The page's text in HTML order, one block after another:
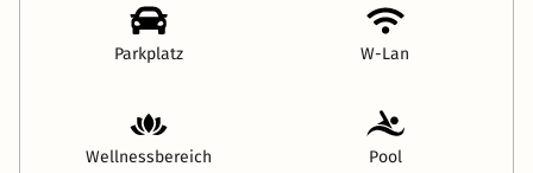
Parkplatz W-Lan
Wellnessbereich Pool